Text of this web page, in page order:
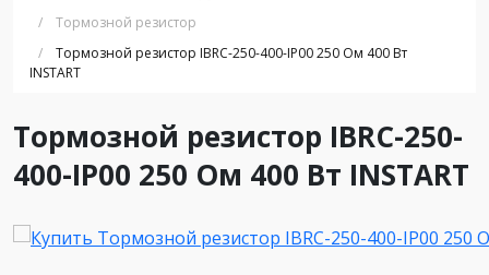
/
Тормозной резистор
/
Тормозной резистор IBRC-250-400-IP00 250 Ом 400 Вт
INSTART
Тормозной резистор IBRC-250-
400-IP00 250 Ом 400 Вт INSTART